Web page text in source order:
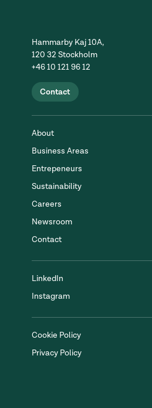
Hammarby Kaj 10A,
120 32 Stockholm
+46 10 121 96 12
Contact
About
Business Areas
Entrepeneurs
Sustainability
Careers
Newsroom
Contact
LinkedIn
Instagram
Cookie Policy
Privacy Policy